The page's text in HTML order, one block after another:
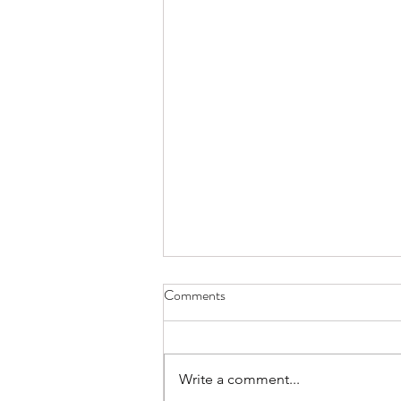
Comments
Write a comment...